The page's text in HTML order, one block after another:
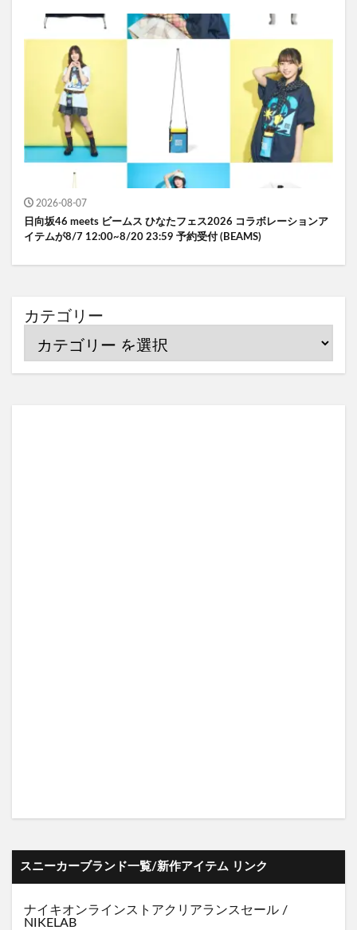
2026-08-07
日向坂46 meets ビームス ひなたフェス2026 コラボレーションア
イテムが8/7 12:00~8/20 23:59 予約受付 (BEAMS)
カテゴリー
スニーカーブランド一覧/新作アイテム リンク
ナイキオンラインストアクリアランスセール /
NIKELAB